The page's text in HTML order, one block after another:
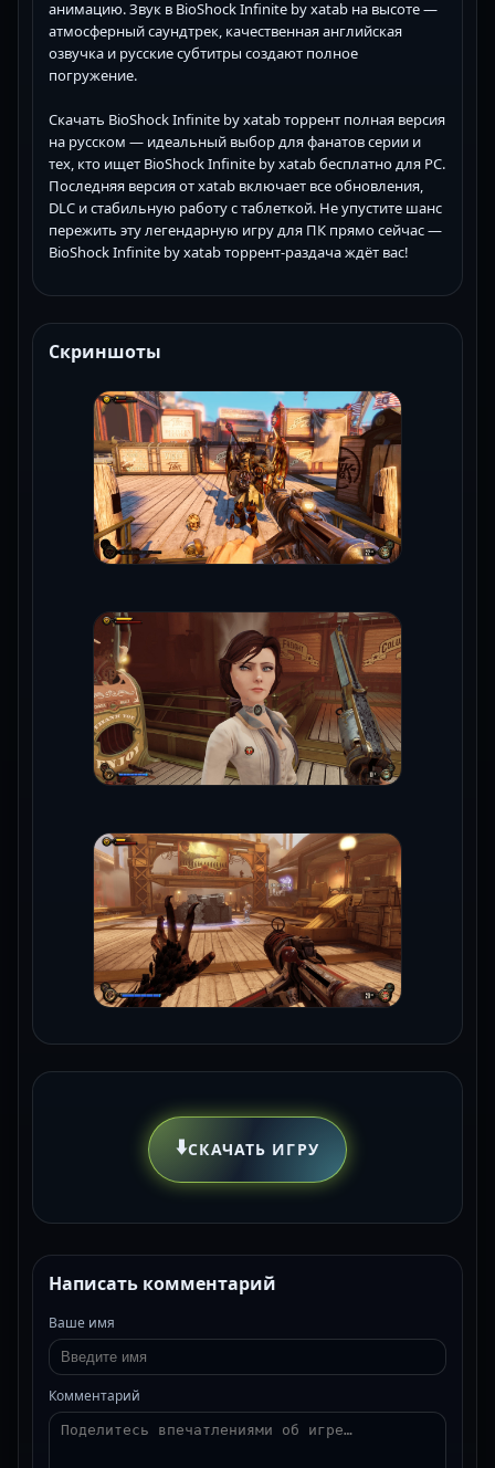
анимацию. Звук в BioShock Infinite by xatab на высоте —
атмосферный саундтрек, качественная английская
озвучка и русские субтитры создают полное
погружение.
Скачать BioShock Infinite by xatab торрент полная версия
на русском — идеальный выбор для фанатов серии и
тех, кто ищет BioShock Infinite by xatab бесплатно для PC.
Последняя версия от xatab включает все обновления,
DLC и стабильную работу с таблеткой. Не упустите шанс
пережить эту легендарную игру для ПК прямо сейчас —
BioShock Infinite by xatab торрент-раздача ждёт вас!
Скриншоты
⬇️СКАЧАТЬ ИГРУ
Написать комментарий
Ваше имя
Комментарий